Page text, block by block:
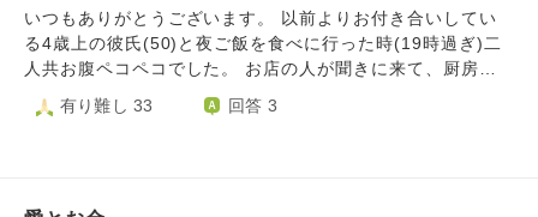
して、こればかりは縁ですが、チャンスがあるなら外国人と
付き合いたいし結婚したいと言う思いも消えず、数年前から
フランス語教室にも通い始めました。 日本人のかたとも数
手がいましたが自分の心の違和感がすごく長続きしませんで
でも感覚的なもので上手く周りの人に言葉に出して伝えられ
こかにはそんな気持ちもあります。 犬は悪くないのです
が、どうしても彼が犬を飼ったということが受け入れられま
せん。犬はこれから十年の責任もあるし、彼には弟がいます
犬も彼が責任を持つだろうし、そしたら私はそれについてい
いつもありがとうございます。 以前よりお付き合いしてい
る4歳上の彼氏(50)と夜ご飯を食べに行った時(19時過ぎ)二
人共お腹ペコペコでした。 お店の人が聞きに来て、厨房に
通したのは聞こえたのですが30分以上たっても来ないので
(普通なら10分位でもってくる)聞いたら…どうやら厨房に注
有り難し 33 回答 3